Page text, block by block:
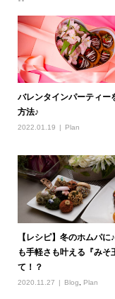
バレンタインパーティー
方法♪
2022.01.19 Plan
【レシピ】冬のホムパに
も手軽さも叶える『みそ
て！？
2020.11.27 Blog Plan